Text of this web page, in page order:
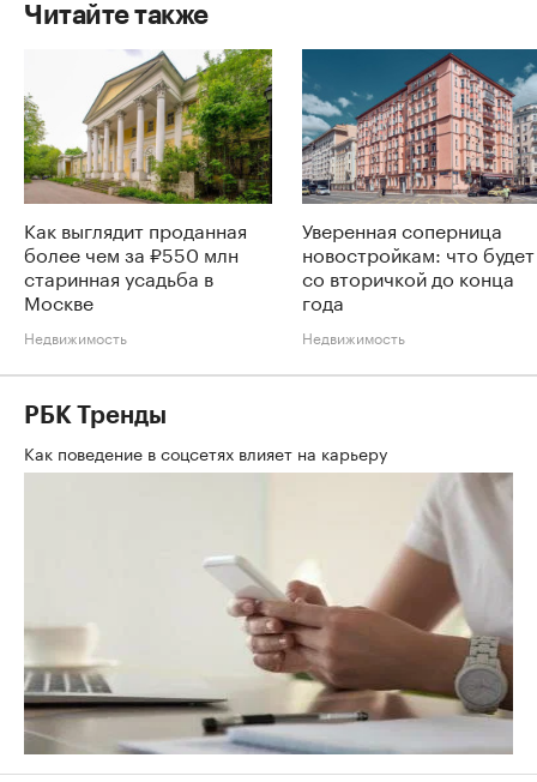
Читайте также
Как выглядит проданная
более чем за ₽550 млн
старинная усадьба в
Москве
Недвижимость
Уверенная соперница
новостройкам: что будет
со вторичкой до конца
года
Недвижимость
РБК Тренды
Как поведение в соцсетях влияет на карьеру